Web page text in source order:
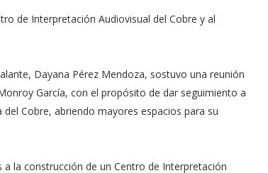
de Interpretación Audiovisual del Cobre y al
Dayana Pérez Mendoza, sostuvo una reunión
García, con el propósito de dar seguimiento a
Cobre, abriendo mayores espacios para su
la construcción de un Centro de Interpretación